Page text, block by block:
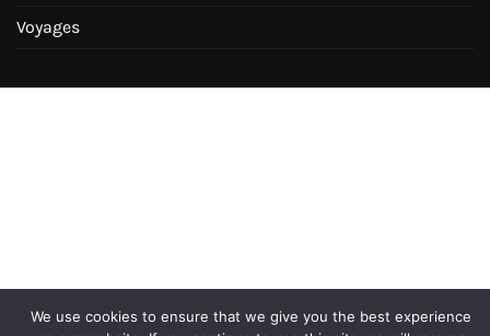
Voyages
We use cookies to ensure that we give you the best experience